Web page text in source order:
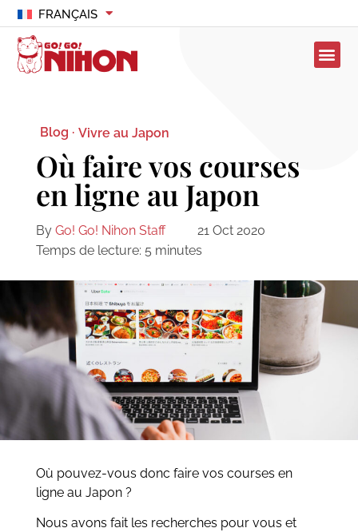
FRANÇAIS
Blog · Vivre au Japon
Où faire vos courses
en ligne au Japon
By Go! Go! Nihon Staff
21 Oct 2020
Temps de lecture: 5 minutes
Où pouvez-vous donc faire vos courses en
ligne au Japon ?
Nous avons fait les recherches pour vous et